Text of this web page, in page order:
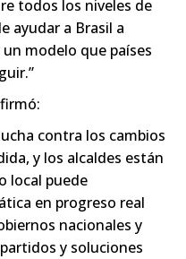
todos los niveles de
ayudar a Brasil a
modelo que países
contra los cambios
y los alcaldes están
local puede
en progreso real
nacionales y
y soluciones